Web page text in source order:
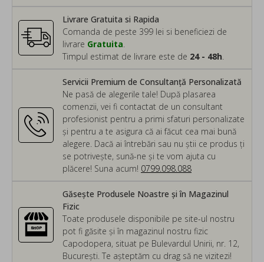
Servicii Premium de Consultanță Personalizată
Ne pasă de alegerile tale! După plasarea
comenzii, vei fi contactat de un consultant
profesionist pentru a primi sfaturi personalizate
și pentru a te asigura că ai făcut cea mai bună
alegere. Dacă ai întrebări sau nu știi ce produs ți
se potrivește, sună-ne și te vom ajuta cu
plăcere! Suna acum! 0799.098.088
Livrare Gratuita si Rapida
Comanda de peste 399 lei si beneficiezi de
livrare Gratuita
Timpul estimat de livrare este de 24 - 48h
Găsește Produsele Noastre și în Magazinul
Fizic
Toate produsele disponibile pe site-ul nostru
pot fi găsite și în magazinul nostru fizic
Capodopera, situat pe Bulevardul Unirii, nr. 12,
București. Te așteptăm cu drag să ne vizitezi!